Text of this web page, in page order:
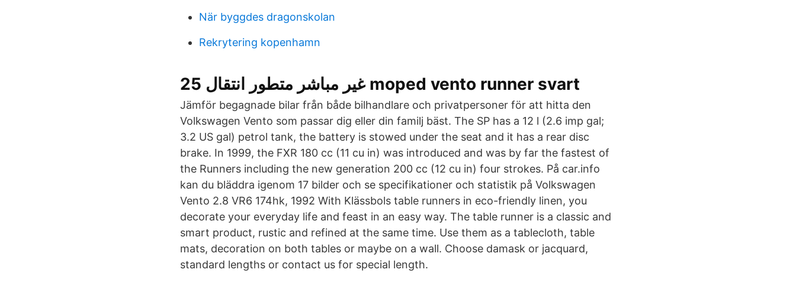
När byggdes dragonskolan
Rekrytering kopenhamn
غير مباشر متطور انتقال 25 moped vento runner svart
Jämför begagnade bilar från både bilhandlare och privatpersoner för att hitta den
Volkswagen Vento som passar dig eller din familj bäst. The SP has a 12 l (2.6 imp gal;
3.2 US gal) petrol tank, the battery is stowed under the seat and it has a rear disc
brake. In 1999, the FXR 180 cc (11 cu in) was introduced and was by far the fastest of
the Runners including the new generation 200 cc (12 cu in) four strokes. På car.info
kan du bläddra igenom 17 bilder och se specifikationer och statistik på Volkswagen
Vento 2.8 VR6 174hk, 1992 With Klässbols table runners in eco-friendly linen, you
decorate your everyday life and feast in an easy way. The table runner is a classic and
smart product, rustic and refined at the same time. Use them as a tablecloth, table
mats, decoration on both tables or maybe on a wall. Choose damask or jacquard,
standard lengths or contact us for special length.